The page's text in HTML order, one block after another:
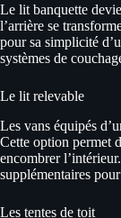
Le lit banquette
l’arrière se
pour sa simplicité
systèmes de
Le lit relevable
Les vans équipés
Cette option permet
encombrer
supplémentaires
Les tentes de toit